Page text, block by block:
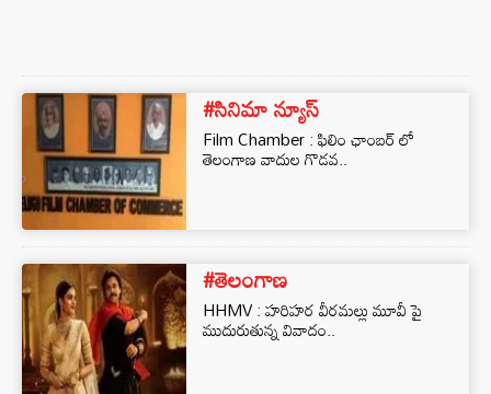
#సినిమా న్యూస్
Film Chamber : ఫిలిం ఛాంబర్ లో
తెలంగాణ వాదుల గొడవ..
#తెలంగాణ
HHMV : హరిహర వీరమల్లు మూవీ పై
ముదురుతున్న వివాదం..